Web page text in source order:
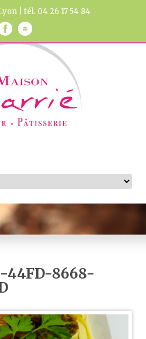
| tél. 04 26 17 54 84
44FD-8668-